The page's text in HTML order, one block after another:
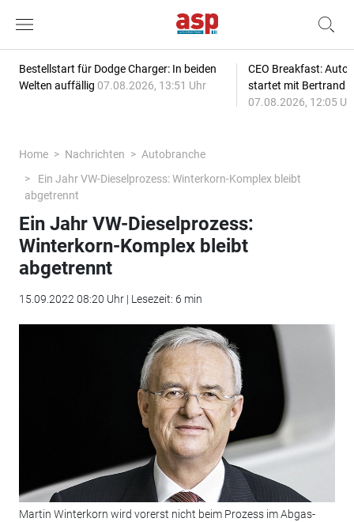
Bestellstart für Dodge Charger: In beiden
Welten auffällig 07.08.2026, 13:51 Uhr
CEO Breakfast:
startet mit Bertrand
07.08.2026, 12:05
Home Nachrichten
Autobranche
Ein Jahr VW-Dieselprozess: Winterkorn-Komplex bleibt
abgetrennt
Ein Jahr VW-Dieselprozess:
Winterkorn-Komplex bleibt
abgetrennt
15.09.2022 08:20 Uhr | Lesezeit: 6 min
Martin Winterkorn wird vorerst nicht beim Prozess im Abgas-